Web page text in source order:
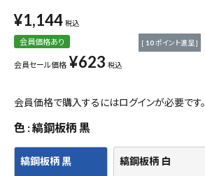
測定工具・筆記具
収納・腰袋・ワーク用品
現場安全・運搬
金物・現場資材
¥1,144 税込
会員価格あり
会員セール価格 ¥623 税込
[ 10ポイント進呈 ]
会員価格で購入するにはログインが必要です。
色 縞鋼板柄 黒
縞鋼板柄 黒 縞鋼板柄 白